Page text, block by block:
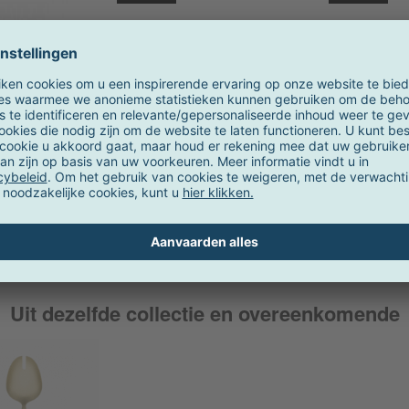
van 2
iittala
Tools pannen set van 4
1.007,00 € OVP 1.190,00 €
Uit dezelfde collectie en overeenkomende